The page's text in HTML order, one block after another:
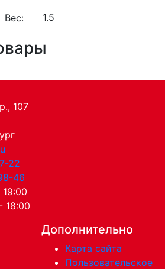
Вес:
107
22
46
18:00
Дополнительно
Карта сайта
Пользовательское